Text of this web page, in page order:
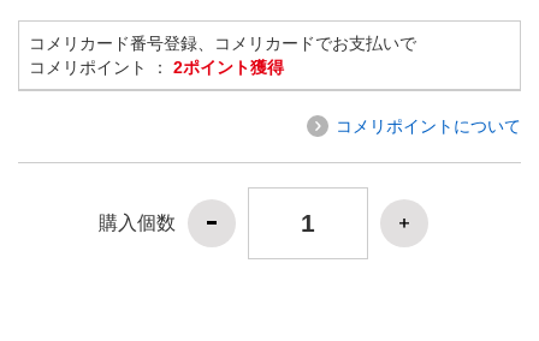
コメリカード番号登録、コメリカードでお支払いで
コメリポイント ： 2ポイント獲得
コメリポイントについて
購入個数